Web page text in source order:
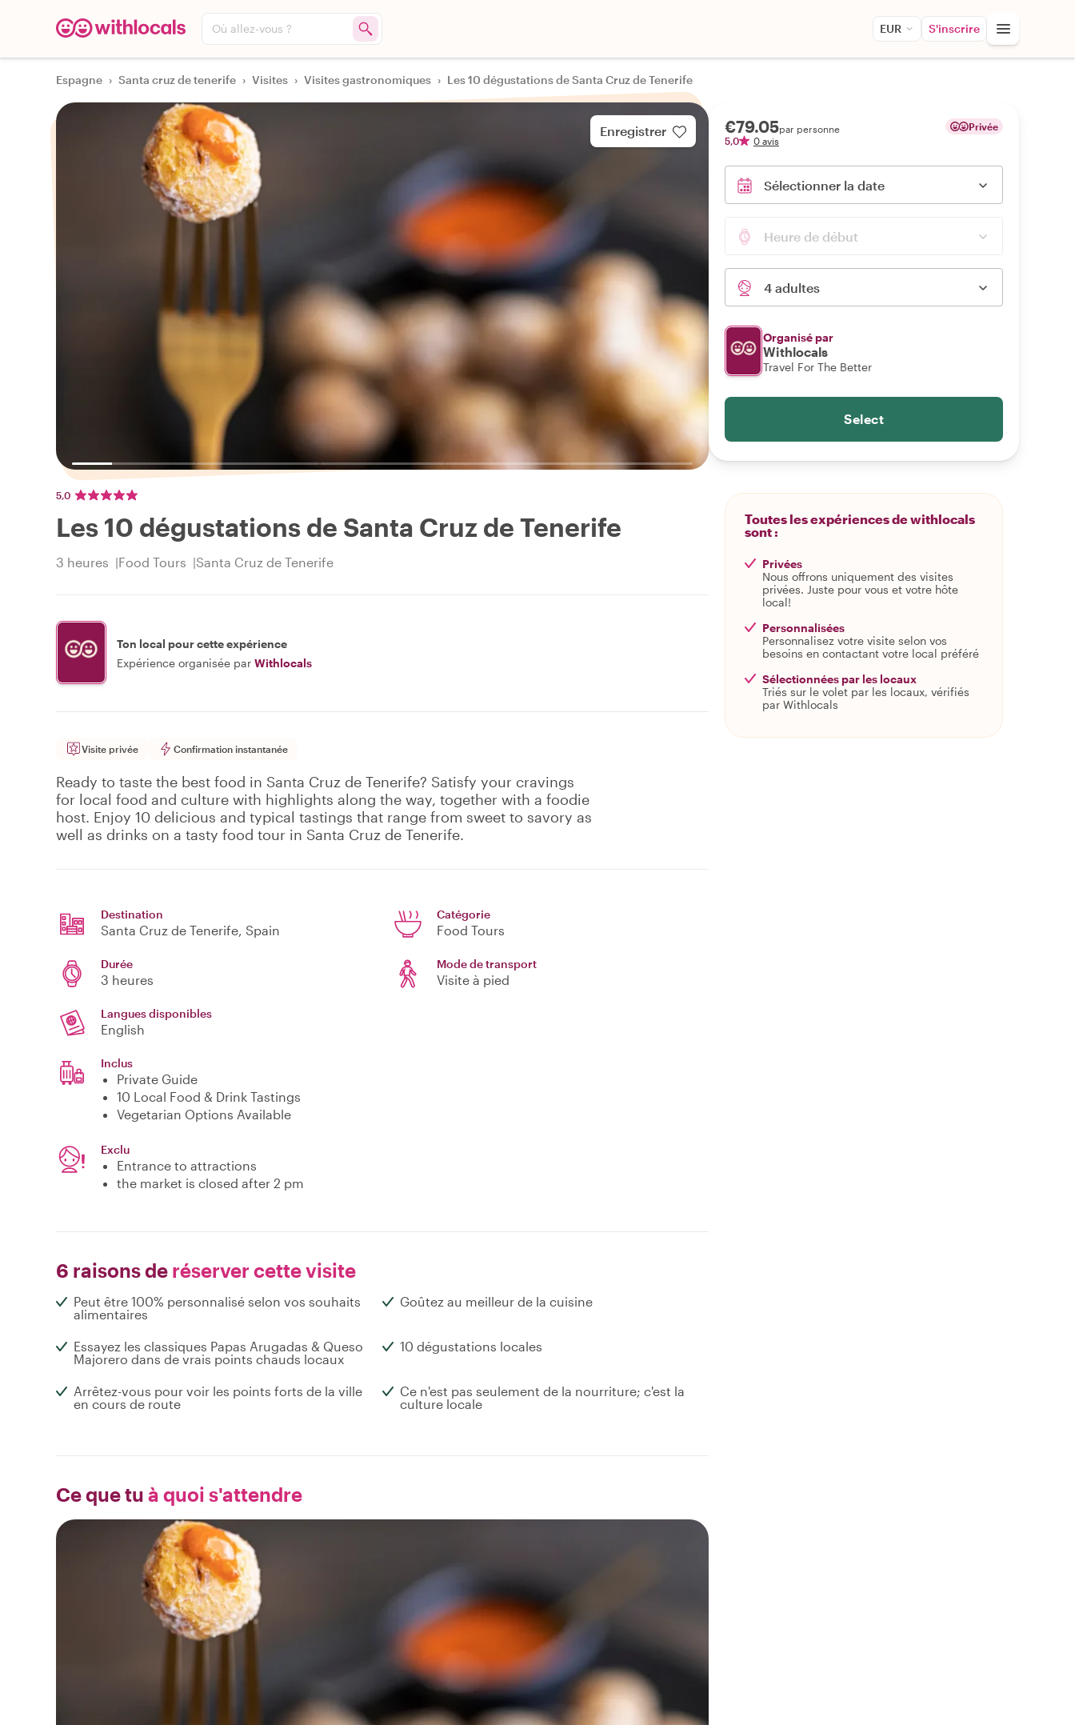
Où allez-vous ? EUR S'inscrire
Espagne › Santa cruz de tenerife › Visites › Visites gastronomiques › Les 10 dégustations de Santa Cruz de Tenerife
Enregistrer
5,0
Les 10 dégustations de Santa Cruz de Tenerife
3 heures Food Tours Santa Cruz de Tenerife
Ton local pour cette expérience
Expérience organisée par Withlocals
Visite privée Confirmation instantanée
Ready to taste the best food in Santa Cruz de Tenerife? Satisfy your cravings
for local food and culture with highlights along the way, together with a foodie
host. Enjoy 10 delicious and typical tastings that range from sweet to savory as
well as drinks on a tasty food tour in Santa Cruz de Tenerife.
Destination
Santa Cruz de Tenerife, Spain
Catégorie
Food Tours
Durée
3 heures
Mode de transport
Visite à pied
Langues disponibles
English
Inclus
Private Guide
10 Local Food & Drink Tastings
Vegetarian Options Available
Exclu
Entrance to attractions
the market is closed after 2 pm
6 raisons de réserver cette visite
Peut être 100% personnalisé selon vos souhaits
alimentaires
Goûtez au meilleur de la cuisine
Essayez les classiques Papas Arugadas & Queso
Majorero dans de vrais points chauds locaux
10 dégustations locales
Arrêtez-vous pour voir les points forts de la ville
en cours de route
Ce n'est pas seulement de la nourriture; c'est la
culture locale
Ce que tu à quoi s'attendre
€79.05par personne
5,0
0 avis
Privée
Sélectionner la date
Heure de début
4 adultes
Organisé par
Withlocals
Travel For The Better
Select
Toutes les expériences de withlocals
sont :
Privées
Nous offrons uniquement des visites
privées. Juste pour vous et votre hôte
local!
Personnalisées
Personnalisez votre visite selon vos
besoins en contactant votre local préféré
Sélectionnées par les locaux
Triés sur le volet par les locaux, vérifiés
par Withlocals